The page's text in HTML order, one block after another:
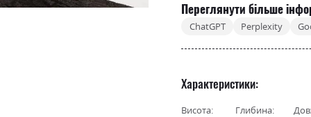
Переглянути більше
ChatGPT Perplexity
Характеристики
Висота: Глибина: